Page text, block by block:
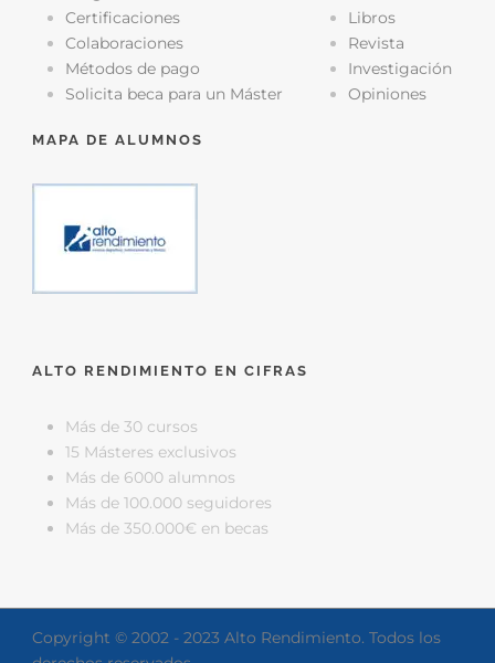
Certificaciones
Colaboraciones
Métodos de pago
Solicita beca para un Máster
Libros
Revista
Investigación
Opiniones
MAPA DE ALUMNOS
ALTO RENDIMIENTO EN CIFRAS
Más de 30 cursos
15 Másteres exclusivos
Más de 6000 alumnos
Más de 100.000 seguidores
Más de 350.000€ en becas
Copyright © 2002 - 2023 Alto Rendimiento. Todos los